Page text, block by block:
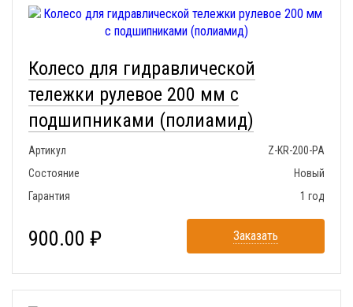
Колесо для гидравлической
тележки рулевое 200 мм с
подшипниками (полиамид)
Артикул
Z-KR-200-PA
Состояние
Новый
Гарантия
1 год
900.00 ₽ Заказать